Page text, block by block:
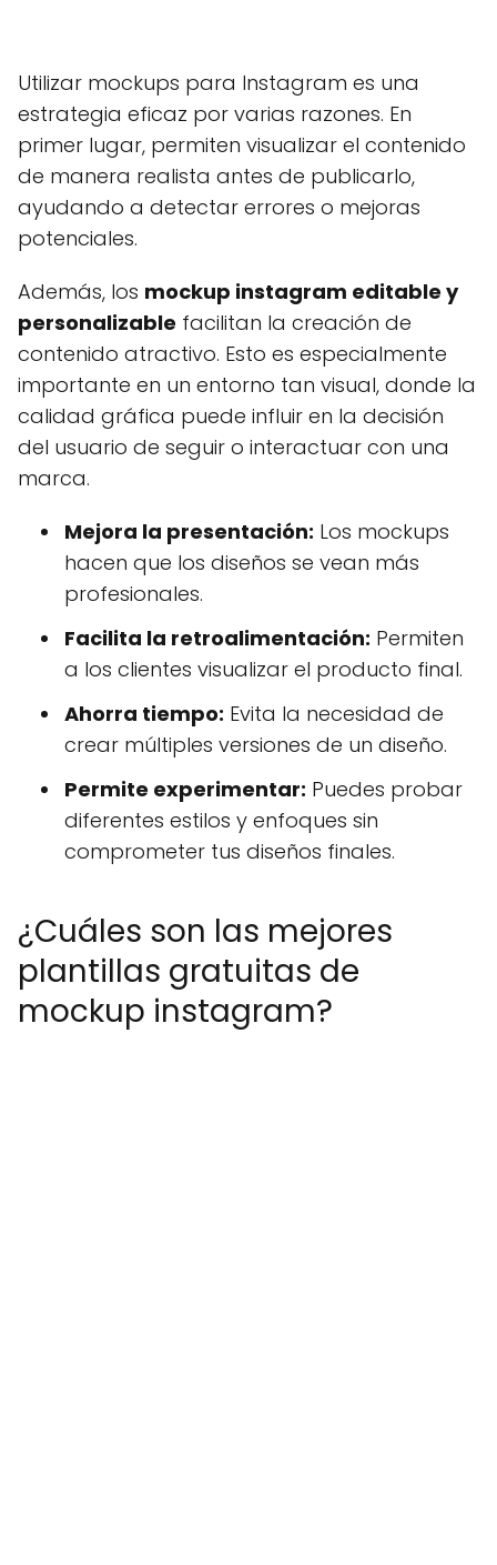
Utilizar mockups para Instagram es una
estrategia eficaz por varias razones. En
primer lugar, permiten visualizar el contenido
de manera realista antes de publicarlo,
ayudando a detectar errores o mejoras
potenciales.
Además, los mockup instagram editable y
personalizable facilitan la creación de
contenido atractivo. Esto es especialmente
importante en un entorno tan visual, donde la
calidad gráfica puede influir en la decisión
del usuario de seguir o interactuar con una
marca.
Mejora la presentación: Los mockups
hacen que los diseños se vean más
profesionales.
Facilita la retroalimentación: Permiten
a los clientes visualizar el producto final.
Ahorra tiempo: Evita la necesidad de
crear múltiples versiones de un diseño.
Permite experimentar: Puedes probar
diferentes estilos y enfoques sin
comprometer tus diseños finales.
¿Cuáles son las mejores
plantillas gratuitas de
mockup instagram?